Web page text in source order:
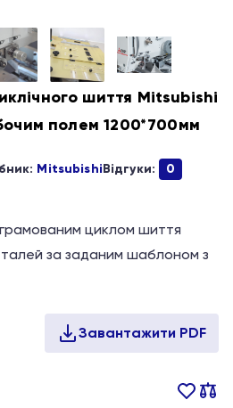
шиття Mitsubishi
полем 1200*700мм
MitsubishiВідгуки: 0
циклом шиття
за заданим шаблоном з